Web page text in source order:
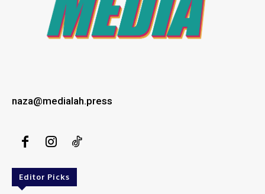
naza@medialah.press
Editor Picks